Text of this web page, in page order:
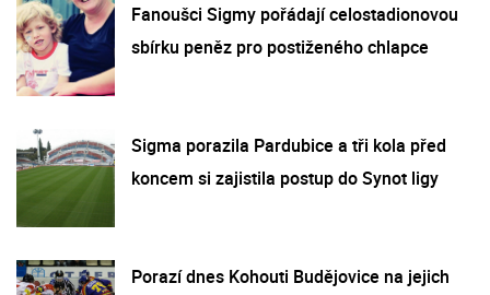
Fanoušci Sigmy pořádají celostadionovou
sbírku peněz pro postiženého chlapce
Sigma porazila Pardubice a tři kola před
koncem si zajistila postup do Synot ligy
Porazí dnes Kohouti Budějovice na jejich